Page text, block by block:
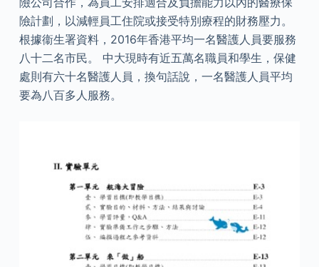
險計劃，以減輕員工住院或接受特別療程的財務壓力。
根據衞生署資料，2016年香港平均一名醫護人員要服務
八十二名市民。 中大現時有近五萬名職員和學生，保健
處則有六十名醫護人員，換句話說，一名醫護人員平均
要為八百多人服務。